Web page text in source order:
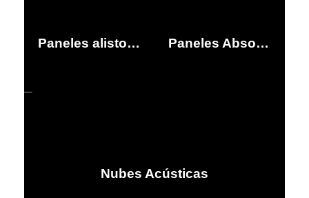
Paneles alistonados Paneles Absorbentes
Nubes Acústicas